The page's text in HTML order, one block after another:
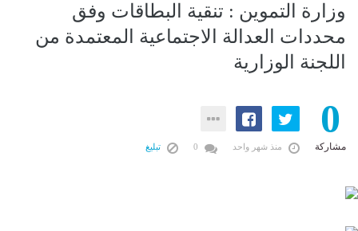
وزارة التموين : تنقية البطاقات وفق
محددات العدالة الاجتماعية المعتمدة من
اللجنة الوزارية
0
مشاركة منذ شهر واحد تبليغ